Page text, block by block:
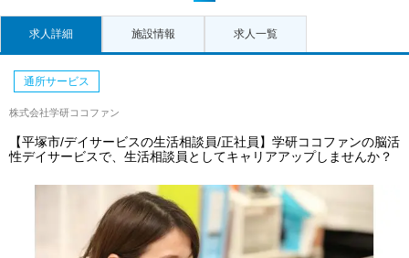
求人詳細 施設情報 求人一覧
通所サービス
株式会社学研ココファン
【平塚市/デイサービスの生活相談員/正社員】学研ココファンの脳活
性デイサービスで、生活相談員としてキャリアアップしませんか？